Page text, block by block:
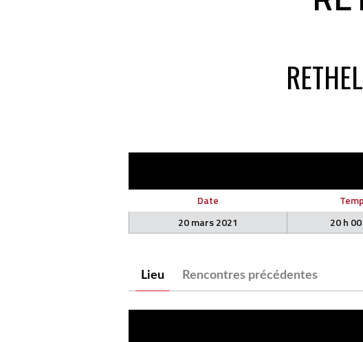
RETHEL
Date
20 mars 2021
20 h
Lieu Rencontres précédentes